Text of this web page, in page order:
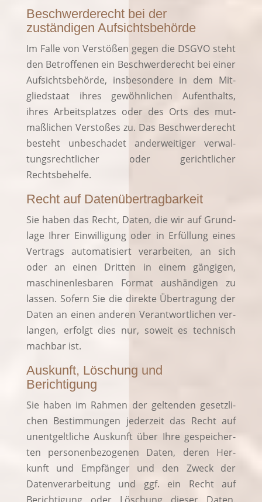
Beschwerde­recht bei der
zuständigen Aufsichtsbehörde
Im Fal­le von Ver­stö­ßen gegen die DSGVO steht
den Betrof­fe­nen ein Beschwer­de­recht bei einer
Auf­sichts­be­hör­de, ins­be­son­de­re in dem Mit­
glied­staat ihres gewöhn­li­chen Auf­ent­halts,
ihres Arbeits­plat­zes oder des Orts des mut­
maß­li­chen Ver­sto­ßes zu. Das Beschwer­de­recht
besteht unbe­scha­det ander­wei­ti­ger ver­wal­
tungs­recht­li­cher oder gericht­li­cher
Rechtsbehelfe.
Recht auf Datenübertragbarkeit
Sie haben das Recht, Daten, die wir auf Grund­
la­ge Ihrer Ein­wil­li­gung oder in Erfül­lung eines
Ver­trags auto­ma­ti­siert ver­ar­bei­ten, an sich
oder an einen Drit­ten in einem gän­gi­gen,
maschi­nen­les­ba­ren For­mat aus­hän­di­gen zu
las­sen. Sofern Sie die direk­te Über­tra­gung der
Daten an einen ande­ren Ver­ant­wort­li­chen ver­
lan­gen, erfolgt dies nur, soweit es tech­nisch
mach­bar ist.
Auskunft, Löschung und
Berichtigung
Sie haben im Rah­men der gel­ten­den gesetz­li­
chen Bestim­mun­gen jeder­zeit das Recht auf
unent­gelt­li­che Aus­kunft über Ihre gespei­cher­
ten per­so­nen­be­zo­ge­nen Daten, deren Her­
kunft und Emp­fän­ger und den Zweck der
Daten­ver­ar­bei­tung und ggf. ein Recht auf